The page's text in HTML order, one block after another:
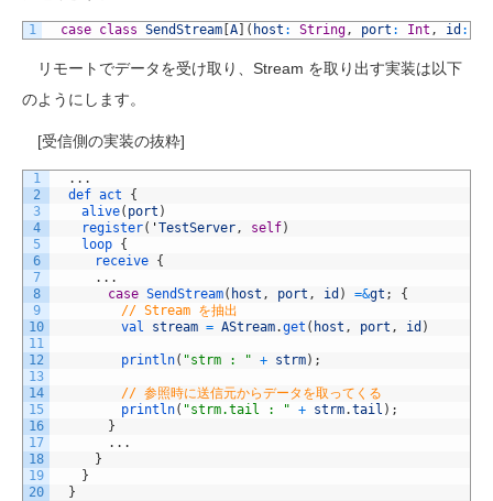
1 case class SendStream A ( host : String, port : Int , id :
リモートでデータを受け取り、Stream を取り出す実装は以下
のようにします。
[受信側の実装の抜粋]
1
2
3
4
5
6
7
8
9
10
11
12
13
14
15
16
17
18
19
20
. . .
def act
{
alive( port )
register( 'TestServer, self)
loop {
receive {
. . .
case SendStream( host , port , id ) =&gt ;
{
// Stream を抽出
val stream = AStream.get ( host , port , id )
println( "strm : " + strm) ;
// 参照時に送信元からデータを取ってくる
println( "strm.tail : " + strm.tail ) ;
}
. . .
}
}
}